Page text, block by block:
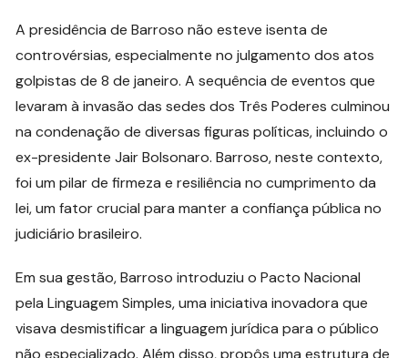
A presidência de Barroso não esteve isenta de
controvérsias, especialmente no julgamento dos atos
golpistas de 8 de janeiro. A sequência de eventos que
levaram à invasão das sedes dos Três Poderes culminou
na condenação de diversas figuras políticas, incluindo o
ex-presidente Jair Bolsonaro. Barroso, neste contexto,
foi um pilar de firmeza e resiliência no cumprimento da
lei, um fator crucial para manter a confiança pública no
judiciário brasileiro.
Em sua gestão, Barroso introduziu o Pacto Nacional
pela Linguagem Simples, uma iniciativa inovadora que
visava desmistificar a linguagem jurídica para o público
não especializado. Além disso, propôs uma estrutura de